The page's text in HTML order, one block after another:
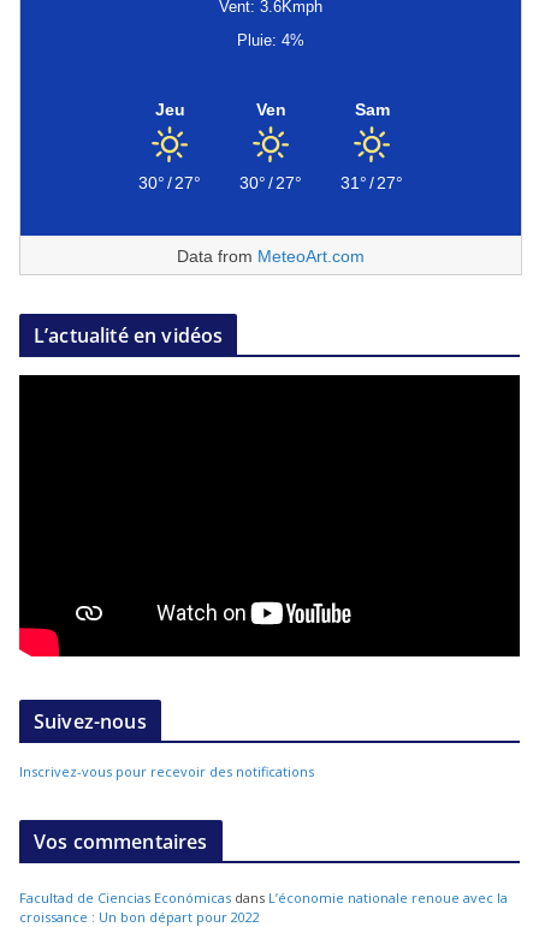
Vent: 3.6Kmph
Pluie: 4%
Jeu
30°/27°
Ven
30°/27°
Sam
31°/27°
Data from MeteoArt.com
L’actualité en vidéos
Suivez-nous
Inscrivez-vous pour recevoir des notifications
Vos commentaires
Facultad de Ciencias Económicas dans L’économie nationale renoue avec la
croissance : Un bon départ pour 2022